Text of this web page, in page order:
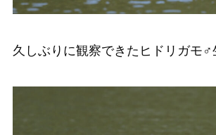
久しぶりに観察できたヒドリガモ♂